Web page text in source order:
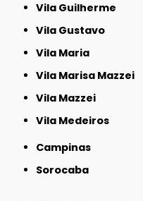
Vila Guilherme
Vila Gustavo
Vila Maria
Vila Marisa Mazzei
Vila Mazzei
Vila Medeiros
Campinas
Sorocaba